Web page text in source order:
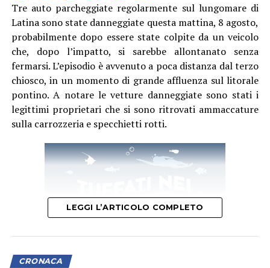
Tre auto parcheggiate regolarmente sul lungomare di
Latina sono state danneggiate questa mattina, 8 agosto,
probabilmente dopo essere state colpite da un veicolo
che, dopo l’impatto, si sarebbe allontanato senza
fermarsi. L’episodio è avvenuto a poca distanza dal terzo
chiosco, in un momento di grande affluenza sul litorale
pontino. A notare le vetture danneggiate sono stati i
legittimi proprietari che si sono ritrovati ammaccature
sulla carrozzeria e specchietti rotti.
LEGGI L’ARTICOLO COMPLETO
CRONACA